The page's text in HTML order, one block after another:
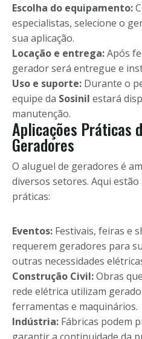
Escolha do equipamento:
especialistas, selecione o
sua aplicação.
Locação e entrega:Após
gerador será entregue e
Uso e suporte: Durante o
equipe da Sosinil estará
manutenção.
Aplicações Práticas
Geradores
O aluguel de geradores é
diversos setores. Aqui
práticas:
Eventos: Festivais, feiras e
requerem geradores para
outras necessidades
Construção Civil:Obras
rede elétrica utilizam
ferramentas e maquinários.
Indústria: Fábricas podem